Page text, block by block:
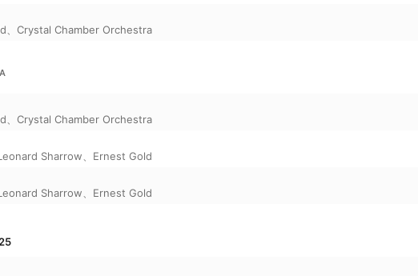
Crystal Chamber Orchestra
Crystal Chamber Orchestra
Sharrow Ernest Gold
Sharrow Ernest Gold